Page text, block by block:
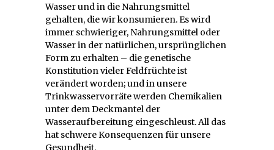
Wasser und in die Nahrungsmittel
gehalten, die wir konsumieren. Es wird
immer schwieriger, Nahrungsmittel oder
Wasser in der natürlichen, ursprünglichen
Form zu erhalten – die genetische
Konstitution vieler Feldfrüchte ist
verändert worden; und in unsere
Trinkwasservorräte werden Chemikalien
unter dem Deckmantel der
Wasseraufbereitung eingeschleust. All das
hat schwere Konsequenzen für unsere
Gesundheit.